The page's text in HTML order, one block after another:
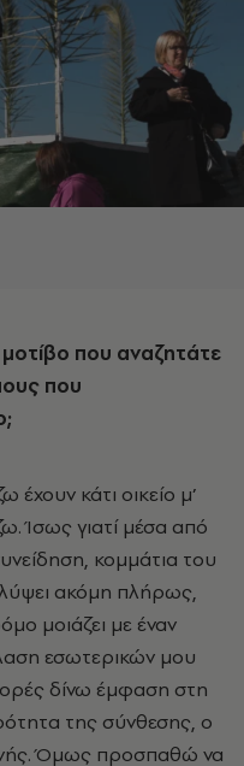
που
κάτι οικείο μ’
Ίσως γιατί μέσα από
κομμάτια του
ακόμη πλήρως,
μοιάζει με έναν
εσωτερικών μου
δίνω έμφαση στη
της σύνθεσης, ο
Όμως προσπαθώ να